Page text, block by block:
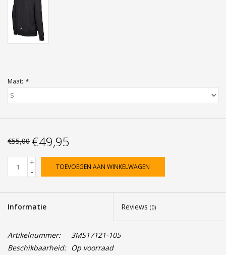
Maat: *
€55,00 €49,95
+
-
TOEVOEGEN AAN WINKELWAGEN
Informatie Reviews (0)
Artikelnummer:
3MS17121-105
Beschikbaarheid: Op voorraad